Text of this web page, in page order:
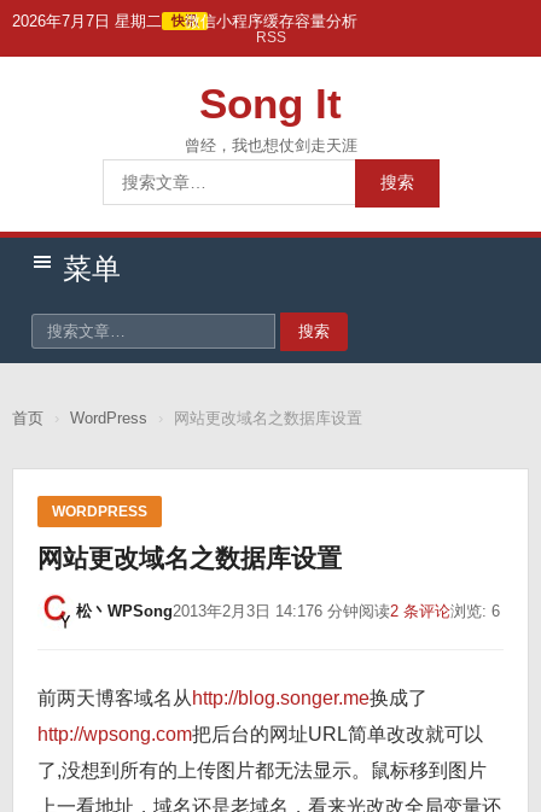
跳2026年7月7日 星期二 快讯
微信小程序缓存容量分析
RSS
Song It
曾经，我也想仗剑走天涯
索：
搜索
菜单
搜索
首页 › WordPress › 网站更改域名之数据库设置
WORDPRESS
网站更改域名之数据库设置
松丶WPSong2013年2月3日 14:176 分钟阅读2 条评论浏览: 6
前两天博客域名从 http://blog.songer.me换成了
http://wpsong.com把后台的网址URL简单改改就可以
了,没想到所有的上传图片都无法显示。鼠标移到图片
上一看地址，域名还是老域名，看来光改改全局变量还